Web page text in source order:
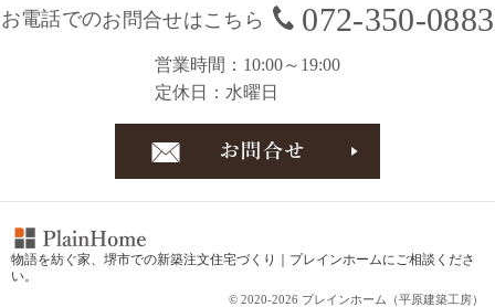
お電話でのお問合せはこちら 072-350-0883
営業時間
10:00～19:00
定休日
水曜日
© 2020-2026 プレインホーム（平原建築工房）
物語を紡ぐ家、 堺市での新築注文住宅づくり｜プレインホームにご相談くださ
い。